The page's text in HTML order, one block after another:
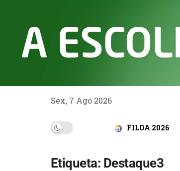
Sex, 7 Ago 2026
FILDA 2026
Etiqueta: Destaque3